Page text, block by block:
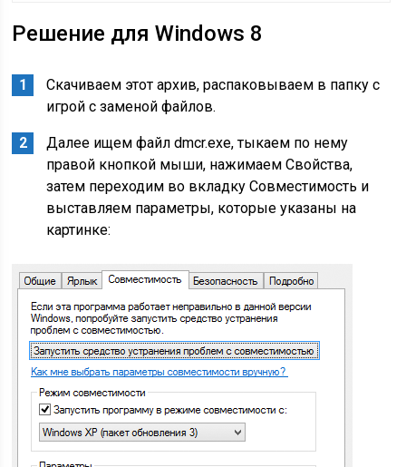
Решение для Windows 8
Скачиваем этот архив, распаковываем в папку с
игрой с заменой файлов.
Далее ищем файл dmcr.exe, тыкаем по нему
правой кнопкой мыши, нажимаем Свойства,
затем переходим во вкладку Совместимость и
выставляем параметры, которые указаны на
картинке: